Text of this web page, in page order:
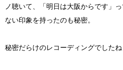
ノ聴いて、「明日は大阪からです」
ない印象を持ったのも秘密。
秘密だらけのレコーディングでしたね